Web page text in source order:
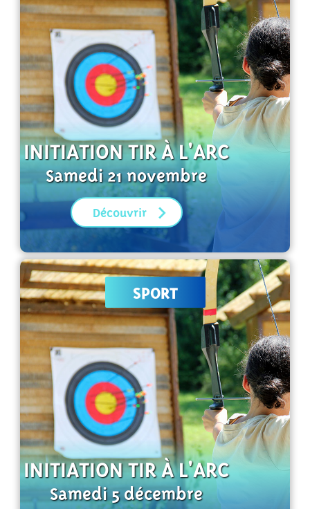
INITIATION TIR À L'ARC
Samedi 21 novembre
Découvrir
SPORT
INITIATION TIR À L'ARC
Samedi 5 décembre